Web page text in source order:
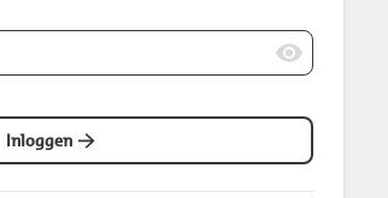
Inloggen